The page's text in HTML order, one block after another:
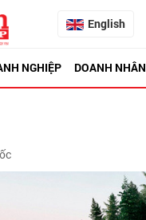
English
NGHIỆP DOANH NHÂN